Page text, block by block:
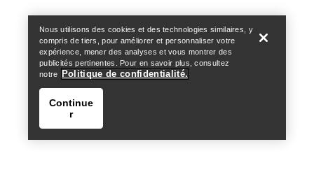
Nous utilisons des cookies et des technologies similaires, y
compris de tiers, pour améliorer et personnaliser votre
expérience, mener des analyses et vous montrer des
publicités pertinentes. Pour en savoir plus, consultez
notre
Politique de confidentialité.
Continue
r